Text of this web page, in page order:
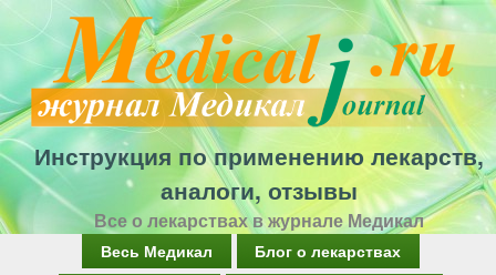
Перейти
к
основному
содержанию
Инструкция по применению лекарств,
аналоги, отзывы
Все о лекарствах в журнале Медикал
Весь Медикал
Блог о лекарствах